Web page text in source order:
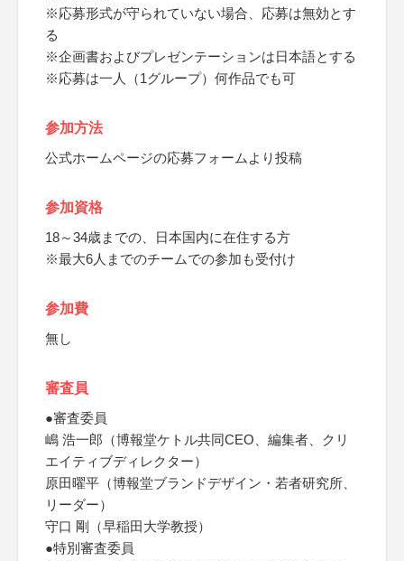
※応募形式が守られていない場合、応募は無効とす
る
※企画書およびプレゼンテーションは日本語とする
※応募は一人（1グループ）何作品でも可
参加方法
公式ホームページの応募フォームより投稿
参加資格
18～34歳までの、日本国内に在住する方
※最大6人までのチームでの参加も受付け
参加費
無し
審査員
●審査委員
嶋 浩一郎（博報堂ケトル共同CEO、編集者、クリ
エイティブディレクター）
原田曜平（博報堂ブランドデザイン・若者研究所、
リーダー）
守口 剛（早稲田大学教授）
●特別審査委員